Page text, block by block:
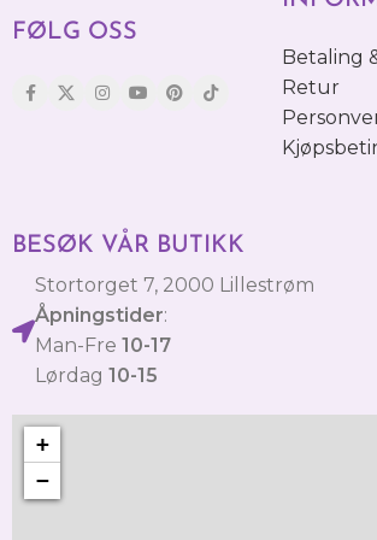
FØLG OSS
Betaling
Retur
BESØK VÅR BUTIKK
Stortorget 7, 2000 Lillestrøm
Åpningstider:
Man-Fre 10-17
Lørdag 10-15
+
−